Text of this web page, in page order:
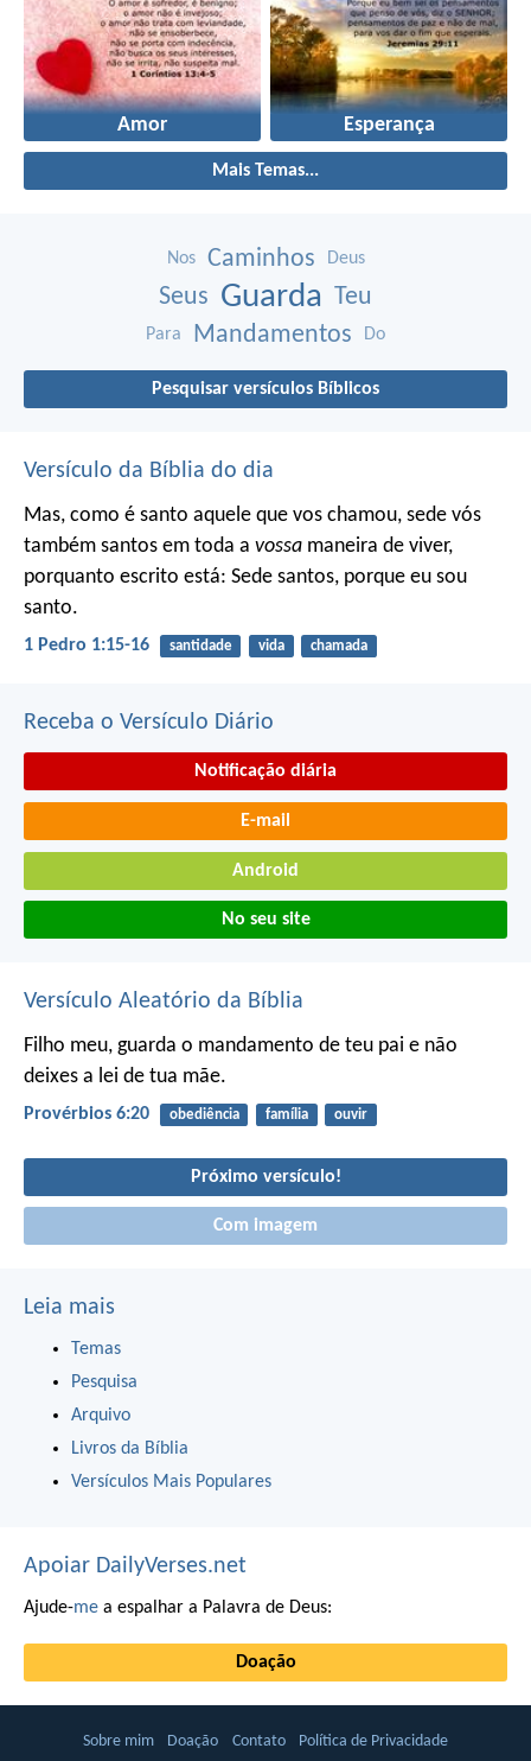
Amor Esperança
Mais Temas...
Nos Caminhos Deus
Seus Guarda Teu
Para Mandamentos Do
Pesquisar versículos Bíblicos
Versículo da Bíblia do dia
Mas, como é santo aquele que vos chamou, sede vós
também santos em toda a vossa maneira de viver,
porquanto escrito está: Sede santos, porque eu sou
santo.
1 Pedro 1:15-16 santidade vida chamada
Receba o Versículo Diário
Notificação diária
E-mail
Android
No seu site
Versículo Aleatório da Bíblia
Filho meu, guarda o mandamento de teu pai e não
deixes a lei de tua mãe.
Provérbios 6:20 obediência família ouvir
Próximo versículo!
Com imagem
Leia mais
Temas
Pesquisa
Arquivo
Livros da Bíblia
Versículos Mais Populares
Apoiar DailyVerses.net
Ajude-me a espalhar a Palavra de Deus:
Doação
Sobre mim Doação Contato Política de Privacidade